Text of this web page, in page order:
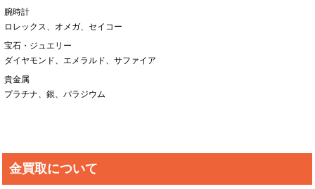
腕時計
ロレックス、オメガ、セイコー
宝石・ジュエリー
ダイヤモンド、エメラルド、サファイア
貴金属
プラチナ、銀、パラジウム
金買取について